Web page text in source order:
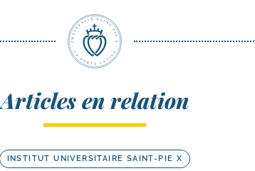
Articles en relation
INSTITUT UNIVERSITAIRE SAINT-PIE X